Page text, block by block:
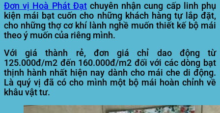
Đơn vị Hoà Phát Đạtchuyên nhận cung cấp linh phụ
kiện mái bạt cuốn cho những khách hàng tự lắp đặt,
cho những thợ cơ khí lành nghề muốn thiết kế bộ mái
theo ý muốn của riêng mình.
Với giá thành rẻ, đơn giá chỉ dao động từ
125.000đ/m2 đến 160.000đ/m2 đối với các dòng bạt
thịnh hành nhất hiện nay dành cho mái che di động.
Là quý vị đã có cho mình một bộ mái hoàn chỉnh về
khâu vật tư.